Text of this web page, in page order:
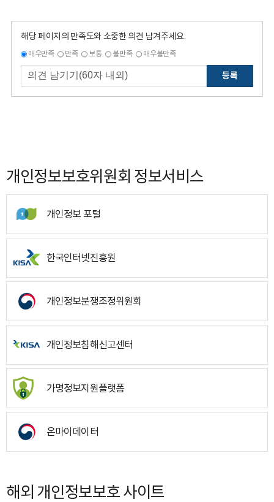
해당 페이지의 만족도와 소중한 의견 남겨주세요.
매우만족 만족 보통 불만족 매우불만족
등록
개인정보보호위원회 정보서비스
개인정보 포털
한국인터넷진흥원
개인정보분쟁조정위원회
개인정보침해신고센터
가명정보지원플랫폼
온마이데이터
해외 개인정보보호 사이트